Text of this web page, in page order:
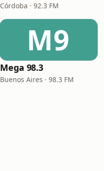
Córdoba · 92.3 FM
M9
Mega 98.3
Buenos Aires · 98.3 FM